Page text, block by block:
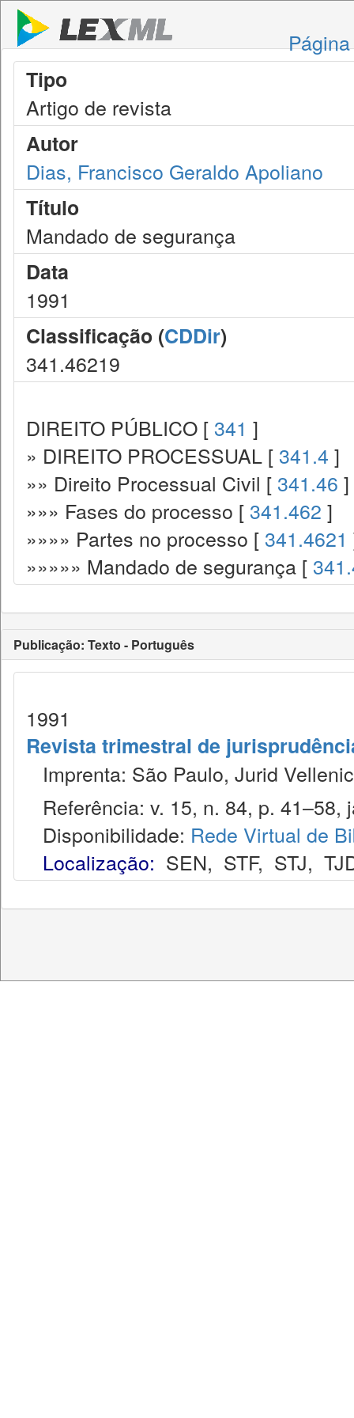
Tipo
Artigo de revista
Autor
Dias, Francisco Geraldo Apoliano
Título
Mandado de segurança
Data
1991
Classificação (CDDir)
341.46219
DIREITO PÚBLICO [ 341 ]
» DIREITO PROCESSUAL [ 341.4 ]
»» Direito Processual Civil [ 341.46 ]
»»» Fases do processo [ 341.462 ]
»»»» Partes no processo [ 341.4621
»»»»» Mandado de segurança [
Publicação: Texto - Português
1991
Revista trimestral de
Imprenta: São Paulo, Jurid
Referência: v. 15, n. 84, p. 41–58,
Disponibilidade: Rede Virtual de
Localização: SEN, STF, STJ,